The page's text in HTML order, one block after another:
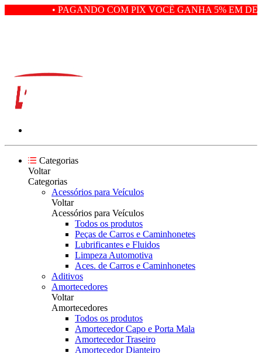
• PAGANDO COM PIX VOCÊ GANHA 5% EM
Categorias
Voltar
Categorias
Acessórios para Veículos
Voltar
Acessórios para Veículos
Todos os produtos
Peças de Carros e Caminhonetes
Lubrificantes e Fluidos
Limpeza Automotiva
Aces. de Carros e Caminhonetes
Aditivos
Amortecedores
Voltar
Amortecedores
Todos os produtos
Amortecedor Capo e Porta Mala
Amortecedor Traseiro
Amortecedor Dianteiro